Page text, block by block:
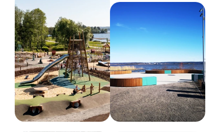
Kritisk fallhöjd
16 cm
Dimensioner
Bredd :104 cm
Höjd :110 cm
Längd :104 cm
Rekommenderad ålder
3-9 år
Nettovikt
90 kg
Belastning (max kg)
208 kg